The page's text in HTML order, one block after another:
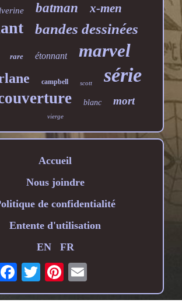
batman x-men
bandes dessinées
rare étonnant marvel
campbell scott série
blanc mort
vierge
Accueil
Nous joindre
de confidentialité
Entente d'utilisation
EN
FR